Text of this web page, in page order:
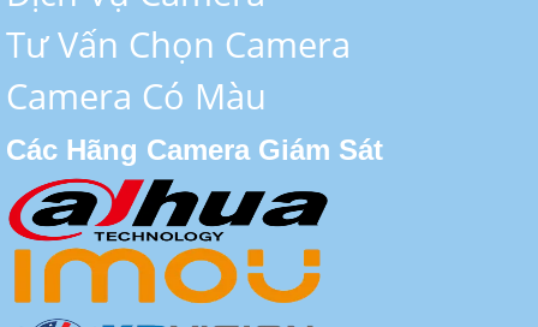
Tư Vấn Chọn Camera
Camera Có Màu
Các Hãng Camera Giám Sát